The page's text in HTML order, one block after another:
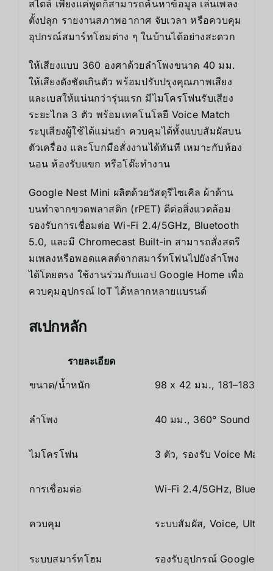
สไตล์ เพียงแค่พูดก็สามารถค้นหาข้อมูล เล่นเพลง
ตั้งปลุก รายงานสภาพอากาศ จับเวลา หรือควบคุม
อุปกรณ์สมาร์ทโฮมต่าง ๆ ในบ้านได้อย่างสะดวก
ให้เสียงแบบ 360 องศาด้วยลำโพงขนาด 40 มม.
ให้เสียงดังชัดเกินตัว พร้อมปรับปรุงคุณภาพเสียง
และเบสให้แน่นกว่ารุ่นแรก มีไมโครโฟนรับเสียง
ระยะไกล 3 ตัว พร้อมเทคโนโลยี Voice Match
ระบุเสียงผู้ใช้ได้แม่นยำ ควบคุมได้ทั้งแบบสัมผัสบน
ตัวเครื่อง และโบกมือสั่งงานได้ทันที เหมาะกับห้อง
นอน ห้องรับแขก หรือโต๊ะทำงาน
Google Nest Mini ผลิตด้วยวัสดุรีไซเคิล ผ้าด้าน
บนทำจากขวดพลาสติก (rPET) ดีต่อสิ่งแวดล้อม
รองรับการเชื่อมต่อ Wi-Fi 2.4/5GHz, Bluetooth
5.0, และมี Chromecast Built-in สามารถสั่งสตรี
มเพลงหรือพอดแคสต์จากสมาร์ทโฟนไปยังลำโพง
ได้โดยตรง ใช้งานร่วมกับแอป Google Home เพื่อ
ควบคุมอุปกรณ์ IoT ได้หลากหลายแบรนด์
สเปกหลัก
รายละเอียด
ขนาด/น้ำหนัก
98 x 42 มม., 181–183 กรั
ลำโพง 40 มม., 360° Sound
ไมโครโฟน 3 ตัว, รองรับ Voice Match
การเชื่อมต่อ Wi-Fi 2.4/5GHz,
ควบคุม ระบบสัมผัส, Voice,
ระบบสมาร์ทโฮม รองรับอุปกรณ์ Google